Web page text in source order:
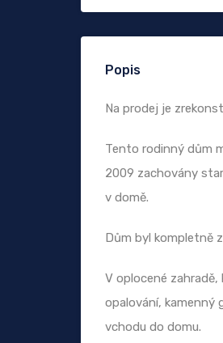
Popis
Na prodej je
Tento rodinný dům
2009 zachovány
v domě.
Dům byl kompletně
V oplocené
opalování, kamenný
vchodu do domu.